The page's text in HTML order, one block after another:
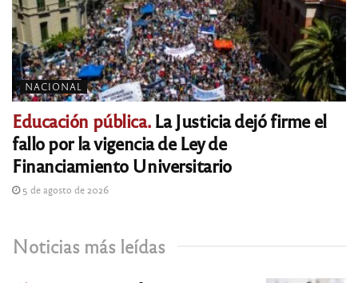
NACIONAL
Educación pública.La Justicia dejó firme el
fallo por la vigencia de Ley de
Financiamiento Universitario
5 de agosto de 2026
Noticias más leídas